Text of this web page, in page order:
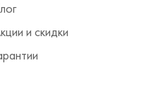
и скидки